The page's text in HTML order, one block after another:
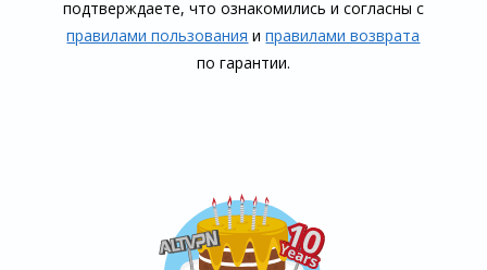
подтверждаете, что озна­комились и согласны с
правилами пользования иправилами воз­врата
по гарантии.